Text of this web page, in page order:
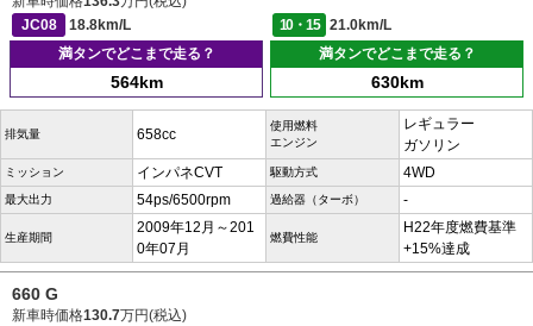
JC08
18.8km/L 10・15
21.0km/L
満タンでどこまで走る？
564km
満タンでどこまで走る？
630km
排気量 658cc
使用燃料
エンジン
レギュラー
ガソリン
ミッション インパネCVT 駆動方式 4WD
最大出力 54ps/6500rpm 過給器（ターボ） -
生産期間
2009年12月～201
0年07月
燃費性能
H22年度燃費基準
+15%達成
660 G
新車時価格130.7万円(税込)